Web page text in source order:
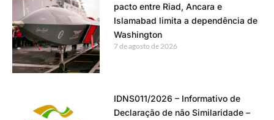
pacto entre Riad, Ancara e
Islamabad limita a dependência de
Washington
7 de agosto de 2026
IDNS011/2026 – Informativo de
Declaração de não Similaridade –